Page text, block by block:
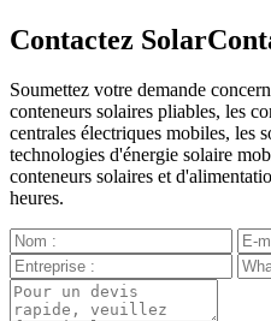
Contactez
Soumettez votre demande
conteneurs solaires pliables, les
centrales électriques mobiles, les
technologies d'énergie solaire
conteneurs solaires et
heures.